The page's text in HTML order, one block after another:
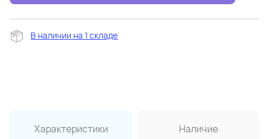
В наличии на 1 складе
Характеристики Наличие